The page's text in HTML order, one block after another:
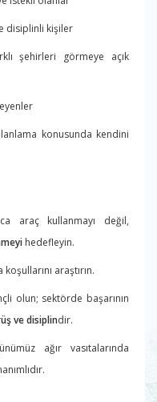
disiplinli kişiler
şehirleri görmeye açık
konusunda kendini
araç kullanmayı değil,
hedefleyin.
araştırın.
olun; sektörde başarının
ve disiplindir.
ağır vasıtalarında